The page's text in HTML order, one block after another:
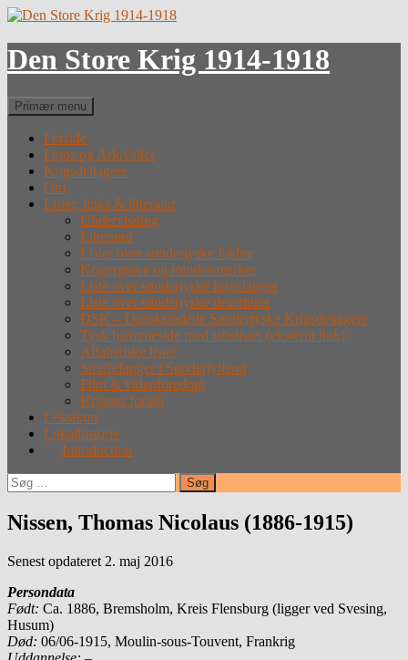
Hop
indhold
Den Store Krig 1914-1918
Søg
Primær menu
Forside
Fotos og Arkivalier
Krigsdeltagere
Om
Lister, links & litteratur
Undervisning
Litteratur
Lister over sønderjyske faldne
Krigergrave og mindesmærker
Liste over sønderjyske krigsfanger
Liste over sønderjyske desertører
DSK – Dansksindede Sønderjyske Krigsdeltagere
Tysk hjemmeside med tabslister (eksternt link)
Alfabetiske lister
Straffefanger i Sønderjylland
Film & videoforedrag
Krigens forløb
Leksikon
Lokalhistorie
Introduction
Søg
efter:
Nissen, Thomas Nicolaus (1886-1915)
Senest opdateret 2. maj 2016
Persondata
Født: Ca. 1886, Bremsholm, Kreis Flensburg (ligger ved Svesing,
Husum)
Død: 06/06-1915, Moulin-sous-Touvent, Frankrig